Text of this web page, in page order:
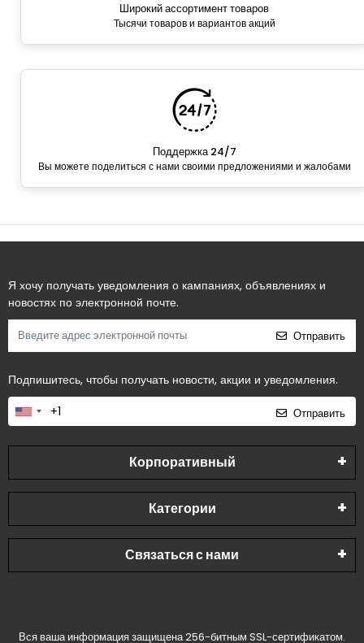
Широкий ассортимент товаров
Тысячи товаров и вариантов акций
Поддержка 24/7
Вы можете поделиться с нами своими предложениями и жалобами
Я хочу получать уведомления о кампаниях, объявлениях и
новостях по электронной почте.
Отправить
Подпишитесь, чтобы получать новости, акции и уведомления.
Отправить
Корпоративный
Категории
Связаться с нами
Вся ваша информация защищена 256-битным SSL-сертификатом.